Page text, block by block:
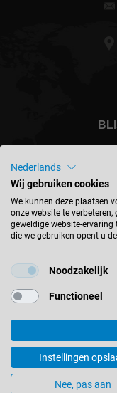
©
Colofon
Contact
Nederlands
Wij gebruiken cookies
We kunnen deze plaatsen
onze website te
geweldige website-
die we gebruiken opent u
Noodzakelijk
Functioneel
Instellingen
Nee, pas aan